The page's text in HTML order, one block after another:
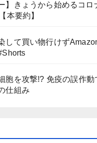
】きょうから始めるコロ
本要約】
して買い物行けず
胞を攻撃!? 免疫の誤作動
仕組み